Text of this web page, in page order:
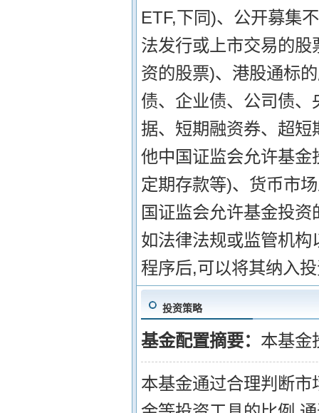
ETF,下同)、公开募集
法发行或上市交易的
资的股票)、港股通标
债、企业债、公司债
据、短期融资券、超
他中国证监会允许基
定期存款等)、货币市
国证监会允许基金投
如法律法规或监管机
程序后,可以将其纳入
投资策略
基金配置摘要： 本基金
本基金通过合理判断